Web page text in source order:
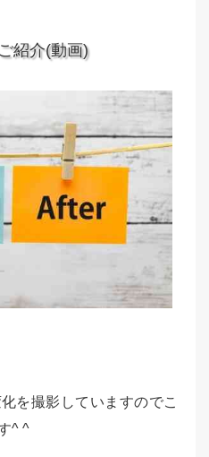
紹介(動画)
を撮影していますのでこ
^ ^